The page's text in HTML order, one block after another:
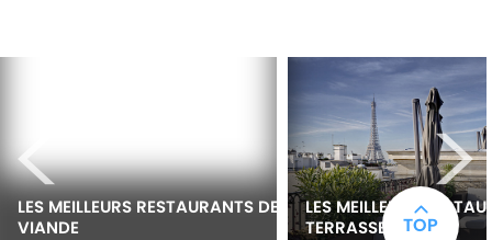
TOP
< >
LES MEILLEURS RESTAURANTS DE
VIANDE
LES MEILLEURS
TERRASSE À PARIS